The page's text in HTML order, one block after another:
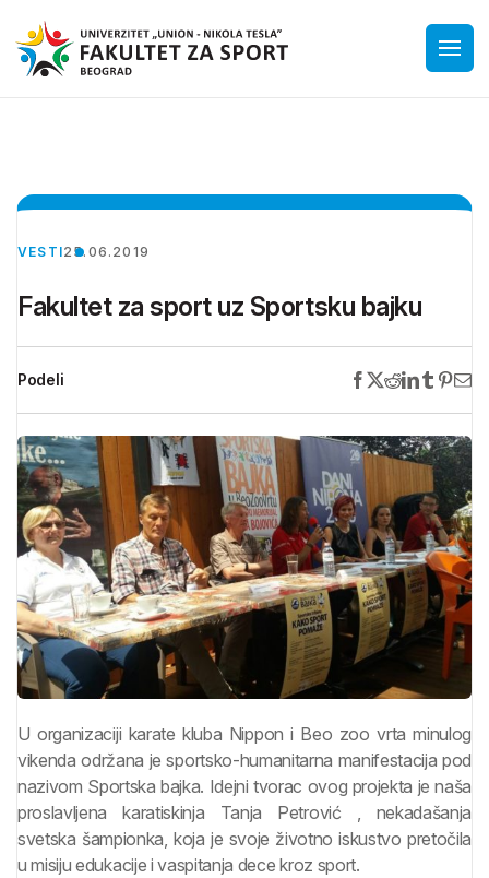
VESTI25.06.2019
Fakultet za sport uz Sportsku bajku
Podeli
U organizaciji karate kluba Nippon i Beo zoo vrta minulog
vikenda održana je sportsko-humanitarna manifestacija pod
nazivom Sportska bajka. Idejni tvorac ovog projekta je naša
proslavljena karatiskinja Tanja Petrović , nekadašanja
svetska šampionka, koja je svoje životno iskustvo pretočila
u misiju edukacije i vaspitanja dece kroz sport.